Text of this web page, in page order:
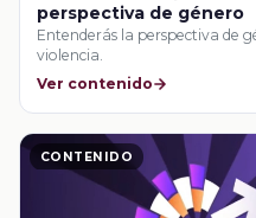
perspectiva de género
Entenderás la perspectiva de
violencia.
Ver contenido
CONTENIDO